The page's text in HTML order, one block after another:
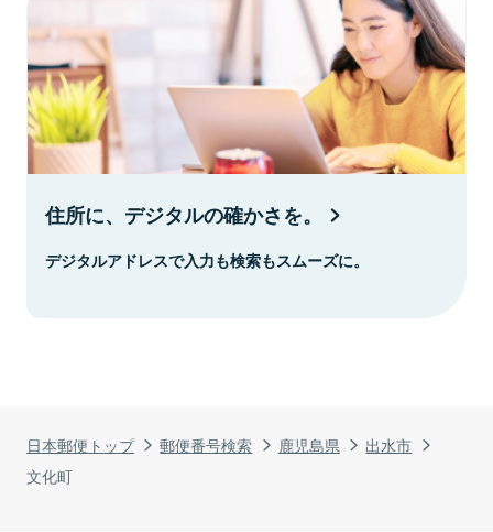
日本郵便トップ 郵便番号検索 鹿児島県
出水市
文化町
住所に、デジタルの確かさを。
デジタルアドレスで入力も検索もスムーズに。